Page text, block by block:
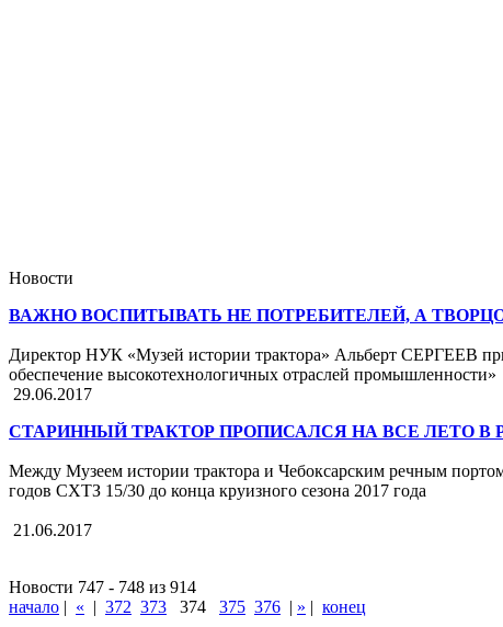
Новости
ВАЖНО ВОСПИТЫВАТЬ НЕ ПОТРЕБИТЕЛЕЙ, А
Директор НУК «Музей истории трактора» Альберт СЕРГЕЕВ
обеспечение высокотехнологичных отраслей промышленности»
29.06.2017
СТАРИННЫЙ ТРАКТОР ПРОПИСАЛСЯ НА ВСЕ ЛЕТО В
Между Музеем истории трактора и Чебоксарским речным
годов СХТЗ 15/30 до конца круизного сезона 2017 года
21.06.2017
Новости 747 - 748 из 914
начало | « | 372 373 374 375 376 | » | конец